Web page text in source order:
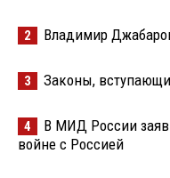
2 Владимир
3 Законы,
4
В МИД России
войне с Россией